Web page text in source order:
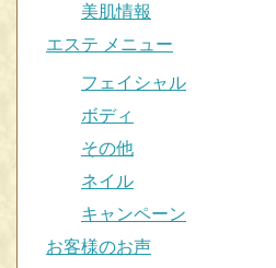
美肌情報
エステ メニュー
フェイシャル
ボディ
その他
ネイル
キャンペーン
お客様のお声